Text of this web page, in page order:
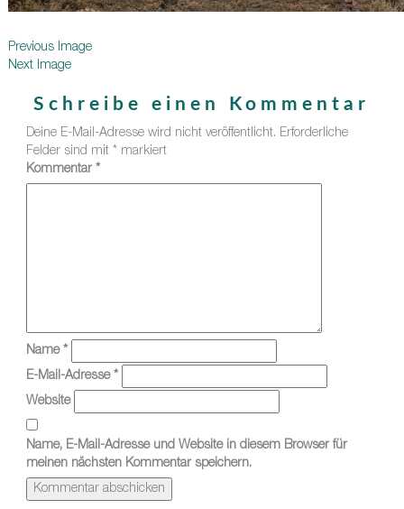
Previous Image
Next Image
Schreibe einen Kommentar
Deine E-Mail-Adresse wird nicht veröffentlicht. Erforderliche
Felder sind mit * markiert
Kommentar *
Name *
E-Mail-Adresse *
Website
Name, E-Mail-Adresse und Website in diesem Browser für
meinen nächsten Kommentar speichern.